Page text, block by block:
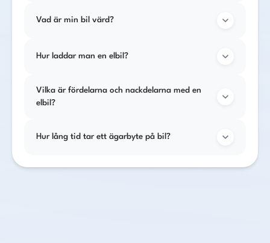
Vad är min bil värd?
Hur laddar man en elbil?
Vilka är fördelarna och nackdelarna med en
elbil?
Hur lång tid tar ett ägarbyte på bil?